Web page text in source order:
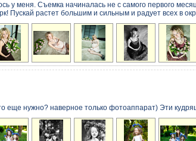
у меня. Съемка начиналась не с самого первого
Пускай растет большим и сильным и радует всех в
еще нужно? наверное только фотоаппарат) Эти